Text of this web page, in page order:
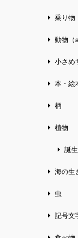
乗り物
動物（
小さめ
本・絵
柄
植物
誕
海の生
虫
記号文